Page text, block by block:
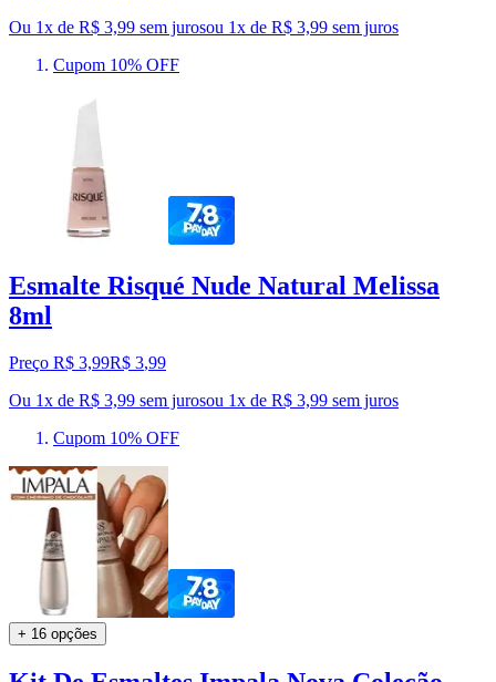
Ou 1x de R$ 3,99 sem jurosou 1x de R$ 3,99 sem juros
Cupom 10% OFF
Esmalte Risqué Nude Natural Melissa
8ml
Preço R$ 3,99R$ 3,99
Ou 1x de R$ 3,99 sem jurosou 1x de R$ 3,99 sem juros
Cupom 10% OFF
+ 16 opções